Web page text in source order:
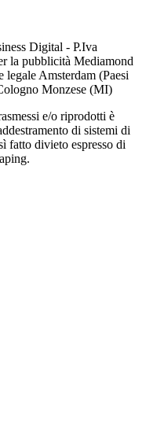
Digital - P.Iva
la pubblicità Mediamond
Amsterdam (Paesi
Monzese (MI)
e/o riprodotti è
di sistemi di
fatto divieto espresso di